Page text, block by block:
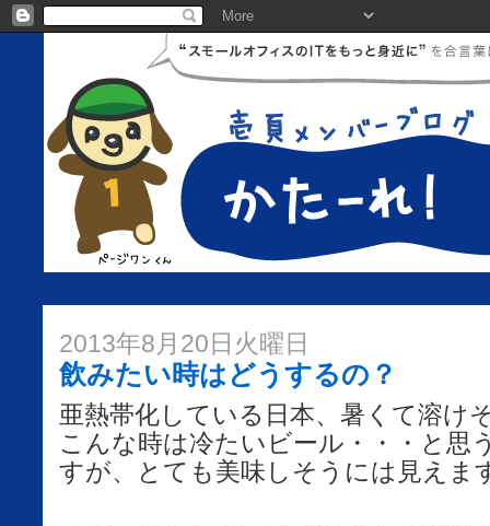
2013年8月20日火曜日
飲みたい時はどうするの？
亜熱帯化している日本、暑くて溶け
こんな時は冷たいビール・・・と思
すが、とても美味しそうには見えま